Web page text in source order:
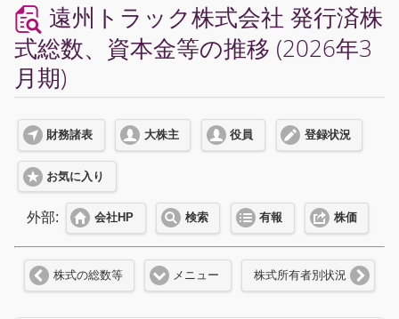
遠州トラック株式会社 発行済株
式総数、資本金等の推移 (2026年3
月期)
財務諸表 大株主 役員 登録状況
お気に入り
外部: 会社HP 検索 有報 株価
株式の総数等 メニュー 株式所有者別状況